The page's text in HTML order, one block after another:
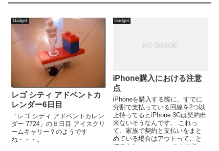
Gadget
レゴ シティ アドベントカ
レンダー6日目
「レゴ シティ アドベントカレン
ダー 7724」の６日目 アイスクリ
ームキャリー？のようです
ね・・・。
Gadget
iPhone購入における注意
点
iPhoneを購入する際に、すでに
分割で支払っている回線を2つ以
上持ってるとiPhone 3Gは契約出
来ないそうなんです。 これっ
て、家族で契約と支払いをまと
めている場合はアウトってこと
ですよねぇ・・・。 これに引っ